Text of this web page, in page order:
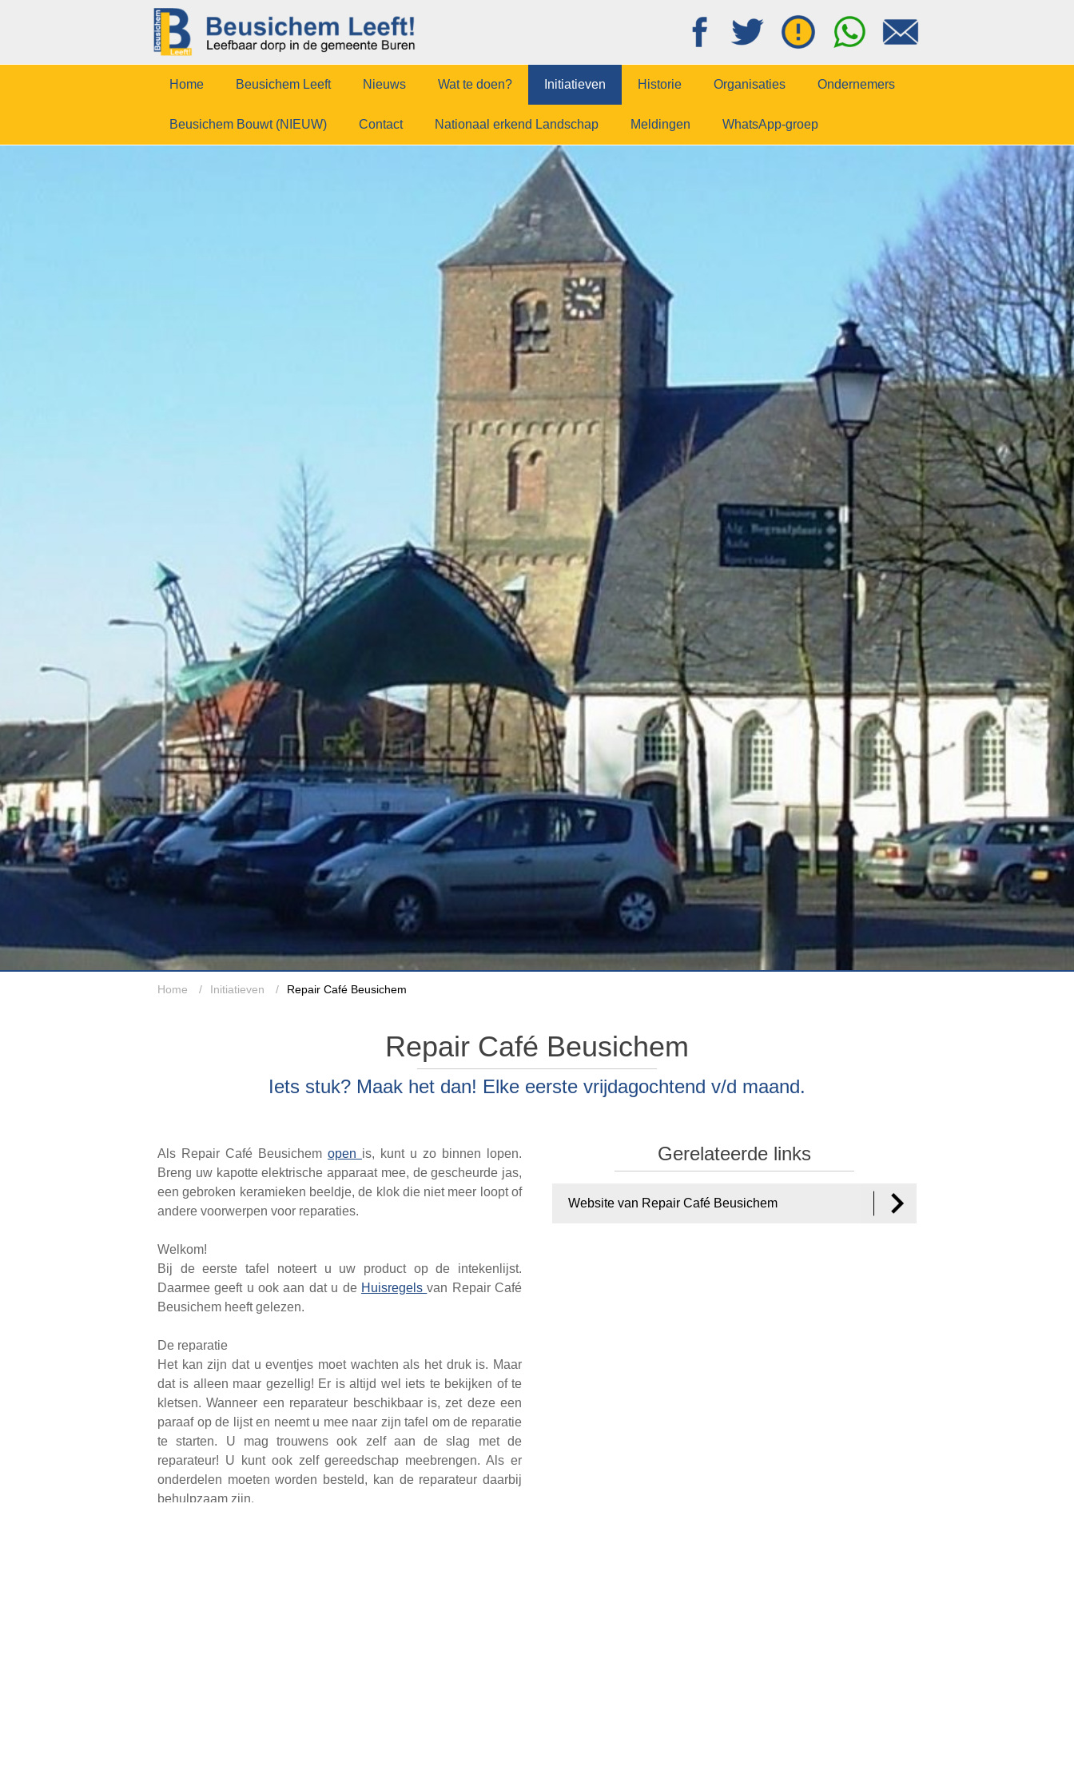
Home Beusichem Leeft Nieuws Wat te doen? Initiatieven Historie Organisaties Ondernemers
Beusichem Bouwt (NIEUW) Contact Nationaal erkend Landschap Meldingen WhatsApp-groep
Home / Initiatieven / Repair Café Beusichem
Repair Café Beusichem
Iets stuk? Maak het dan! Elke eerste vrijdagochtend v/d maand.
Als Repair Café Beusichem open is, kunt u zo binnen lopen.
Breng uw kapotte elektrische apparaat mee, de gescheurde jas,
een gebroken keramieken beeldje, de klok die niet meer loopt of
andere voorwerpen voor reparaties.
Welkom!
Bij de eerste tafel noteert u uw product op de intekenlijst.
Daarmee geeft u ook aan dat u de Huisregelsvan Repair Café
Beusichem heeft gelezen.
De reparatie
Het kan zijn dat u eventjes moet wachten als het druk is. Maar
dat is alleen maar gezellig! Er is altijd wel iets te bekijken of te
kletsen. Wanneer een reparateur beschikbaar is, zet deze een
paraaf op de lijst en neemt u mee naar zijn tafel om de reparatie
te starten. U mag trouwens ook zelf aan de slag met de
reparateur! U kunt ook zelf gereedschap meebrengen. Als er
onderdelen moeten worden besteld, kan de reparateur daarbij
behulpzaam zijn.
Gerelateerde links
Website van Repair Café Beusichem